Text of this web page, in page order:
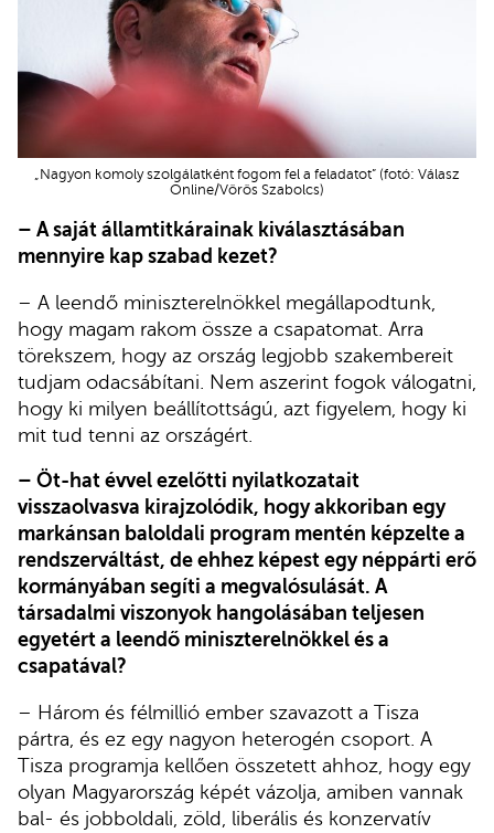
„Nagyon komoly szolgálatként fogom fel a feladatot” (fotó: Válasz
Online/Vörös Szabolcs)
– A saját államtitkárainak kiválasztásában
mennyire kap szabad kezet?
– A leendő miniszterelnökkel megállapodtunk,
hogy magam rakom össze a csapatomat. Arra
törekszem, hogy az ország legjobb szakembereit
tudjam odacsábítani. Nem aszerint fogok válogatni,
hogy ki milyen beállítottságú, azt figyelem, hogy ki
mit tud tenni az országért.
– Öt-hat évvel ezelőtti nyilatkozatait
visszaolvasva kirajzolódik, hogy akkoriban egy
markánsan baloldali program mentén képzelte a
rendszerváltást, de ehhez képest egy néppárti erő
kormányában segíti a megvalósulását. A
társadalmi viszonyok hangolásában teljesen
egyetért a leendő miniszterelnökkel és a
csapatával?
– Három és félmillió ember szavazott a Tisza
pártra, és ez egy nagyon heterogén csoport. A
Tisza programja kellően összetett ahhoz, hogy egy
olyan Magyarország képét vázolja, amiben vannak
bal- és jobboldali, zöld, liberális és konzervatív